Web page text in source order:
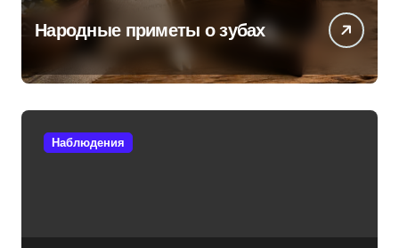
Народные приметы о зубах
Наблюдения